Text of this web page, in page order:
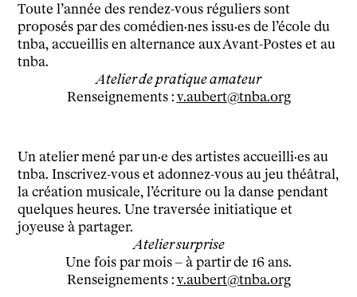
Atelier de pratique amateur
Renseignements : v.aubert@tnba.org
Toute l’année des rendez-vous réguliers sont
proposés par des comédien·nes issu·es de l’école du
tnba, accueillis en alternance aux Avant-Postes et au
tnba.
Atelier surprise
Une fois par mois – à partir de 16 ans.
Renseignements : v.aubert@tnba.org
Un atelier mené par un·e des artistes accueilli·es au
tnba. Inscrivez-vous et adonnez-vous au jeu théâtral,
la création musicale, l’écriture ou la danse pendant
quelques heures. Une traversée initiatique et
joyeuse à partager.
Accessibilité
Bar / La Petite Sœur
FAQ
Ressources
Documents
Podcasts
Technique
Ressources pédagogiques
Espace production
Actualités
Newsletter